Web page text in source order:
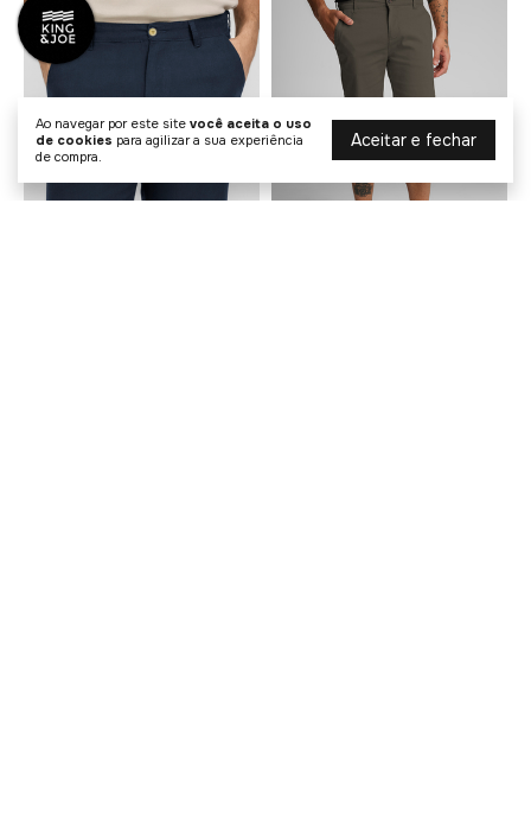
Ao navegar por este site você aceita o uso
de cookies para agilizar a sua experiência
de compra.
Aceitar e fechar